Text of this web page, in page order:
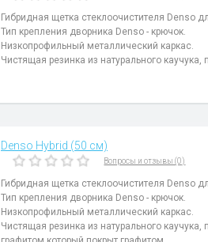
Гибридная щетка стеклоочистителя Denso
Тип крепления дворника Denso - крючок.
Низкопрофильный металлический каркас.
Чистящая резинка из натурального каучука,
Denso Hybrid (50 см)
Вопросы и отзывы (0)
Гибридная щетка стеклоочистителя Denso
Тип крепления дворника Denso - крючок.
Низкопрофильный металлический каркас.
Чистящая резинка из натурального каучука,